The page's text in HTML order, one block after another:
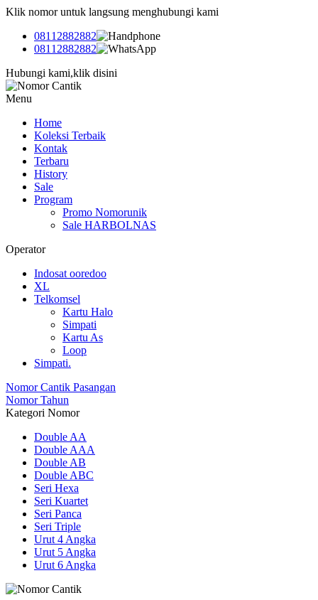
Klik nomor untuk langsung menghubungi kami
08112882882
08112882882
Hubungi kami,klik disini
Menu
Home
Koleksi Terbaik
Kontak
Terbaru
History
Sale
Program
Promo Nomorunik
Sale HARBOLNAS
Operator
Indosat ooredoo
XL
Telkomsel
Kartu Halo
Simpati
Kartu As
Loop
Simpati.
Nomor Cantik Pasangan
Nomor Tahun
Kategori Nomor
Double AA
Double AAA
Double AB
Double ABC
Seri Hexa
Seri Kuartet
Seri Panca
Seri Triple
Urut 4 Angka
Urut 5 Angka
Urut 6 Angka